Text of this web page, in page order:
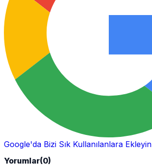
Google'da Bizi Sık Kullanılanlara Ekleyin
Yorumlar(0)